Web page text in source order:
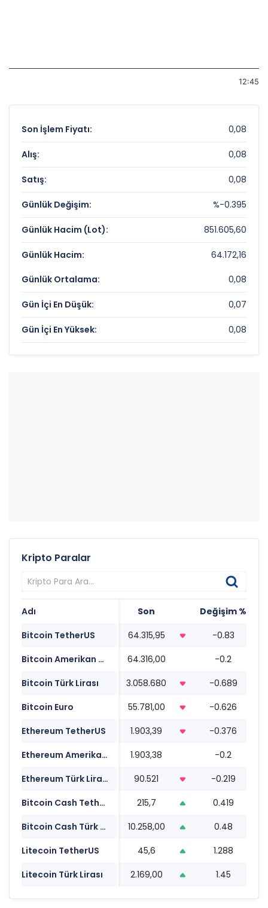
12:45
Son İşlem Fiyatı: 0,08
Alış: 0,08
Satış: 0,08
Günlük Değişim: %-0.395
Günlük Hacim (Lot): 851.605,60
Günlük Hacim: 64.172,16
Günlük Ortalama: 0,08
Gün İçi En Düşük: 0,07
Gün İçi En Yüksek: 0,08
Kripto Paralar
Adı Son Değişim %
Bitcoin TetherUS
64.315,95 -0.83
Bitcoin Amerikan Doları
64.316,00 -0.2
Bitcoin Türk Lirası
3.058.680 -0.689
Bitcoin Euro
55.781,00 -0.626
Ethereum TetherUS
1.903,39 -0.376
Ethereum Amerikan Doları
1.903,38 -0.2
Ethereum Türk Lirası
90.521 -0.219
Bitcoin Cash TetherUS
215,7 0.419
Bitcoin Cash Türk Lirası
10.258,00 0.48
Litecoin TetherUS
45,6 1.288
Litecoin Türk Lirası
2.169,00 1.45